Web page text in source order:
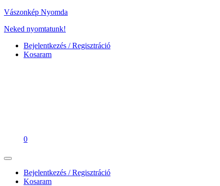
Vászonkép Nyomda
Neked nyomtatunk!
Bejelentkezés / Regisztráció
Kosaram
0
Bejelentkezés / Regisztráció
Kosaram